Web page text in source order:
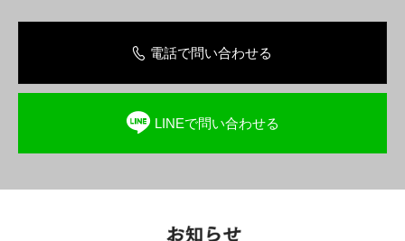
電話で問い合わせる
LINEで問い合わせる